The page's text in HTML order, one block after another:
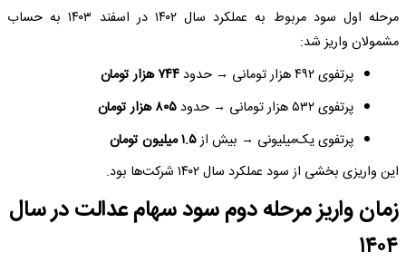
مرحله اول سود مربوط به عملکرد سال ۱۴۰۲ در اسفند ۱۴۰۳ به حساب
مشمولان واریز شد:
پرتفوی ۴۹۲ هزار تومانی → حدود
۷۴۴ هزار تومان
پرتفوی ۵۳۲ هزار تومانی → حدود
۸۰۵ هزار تومان
پرتفوی یک‌میلیونی → بیش از۱.۵ میلیون تومان
این واریزی بخشی از سود عملکرد سال ۱۴۰۲ شرکت‌ها بود.
زمان واریز مرحله دوم سود سهام عدالت در سال
۱۴۰۴